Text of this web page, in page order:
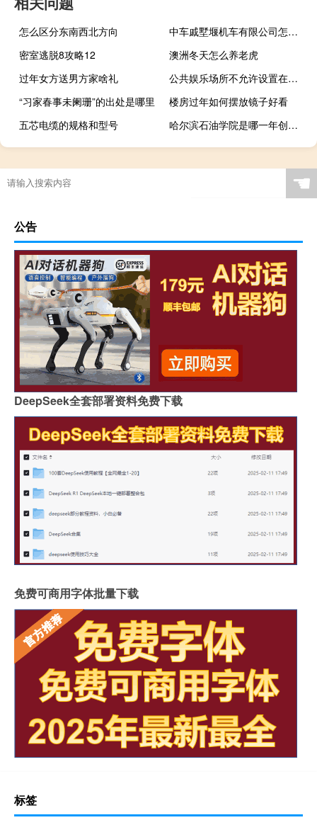
怎么区分东南西北方向
中车戚墅堰机车有限公司怎么样 南车戚墅堰机车有限公司
密室逃脱8攻略12
澳洲冬天怎么养老虎
过年女方送男方家啥礼
公共娱乐场所不允许设置在哪一层
“习家春事未阑珊”的出处是哪里
楼房过年如何摆放镜子好看
五芯电缆的规格和型号
哈尔滨石油学院是哪一年创办的
☚
公告
DeepSeek全套部署资料免费下载
免费可商用字体批量下载
标签